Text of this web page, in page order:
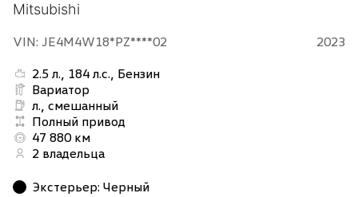
Mitsubishi
VIN: JE4M4W18*PZ****02
2023
2.5 л., 184 л.с., Бензин
Вариатор
л., смешанный
Полный привод
47 880 км
2 владельца
Экстерьер: Черный